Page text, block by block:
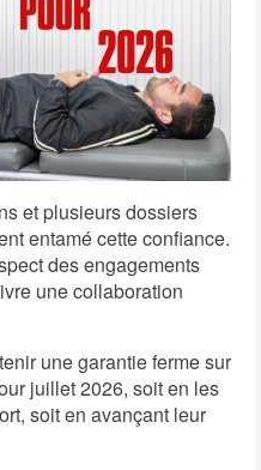
et plusieurs dossiers
entamé cette confiance.
des engagements
une collaboration
une garantie ferme sur
juillet 2026, soit en les
soit en avançant leur